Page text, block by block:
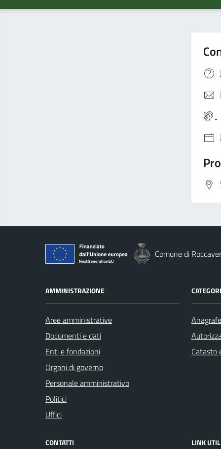
Comune di
AMMINISTRAZIONE
Aree amministrative
Documenti e dati
Enti e fondazioni
Organi di governo
Personale amministrativo
Politici
Uffici
Catasto
CONTATTI LINK